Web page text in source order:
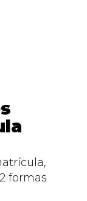
formas